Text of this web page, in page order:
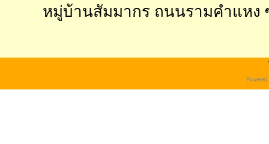
หมู่บ้านสัมมากร ถนนรามคำแหง